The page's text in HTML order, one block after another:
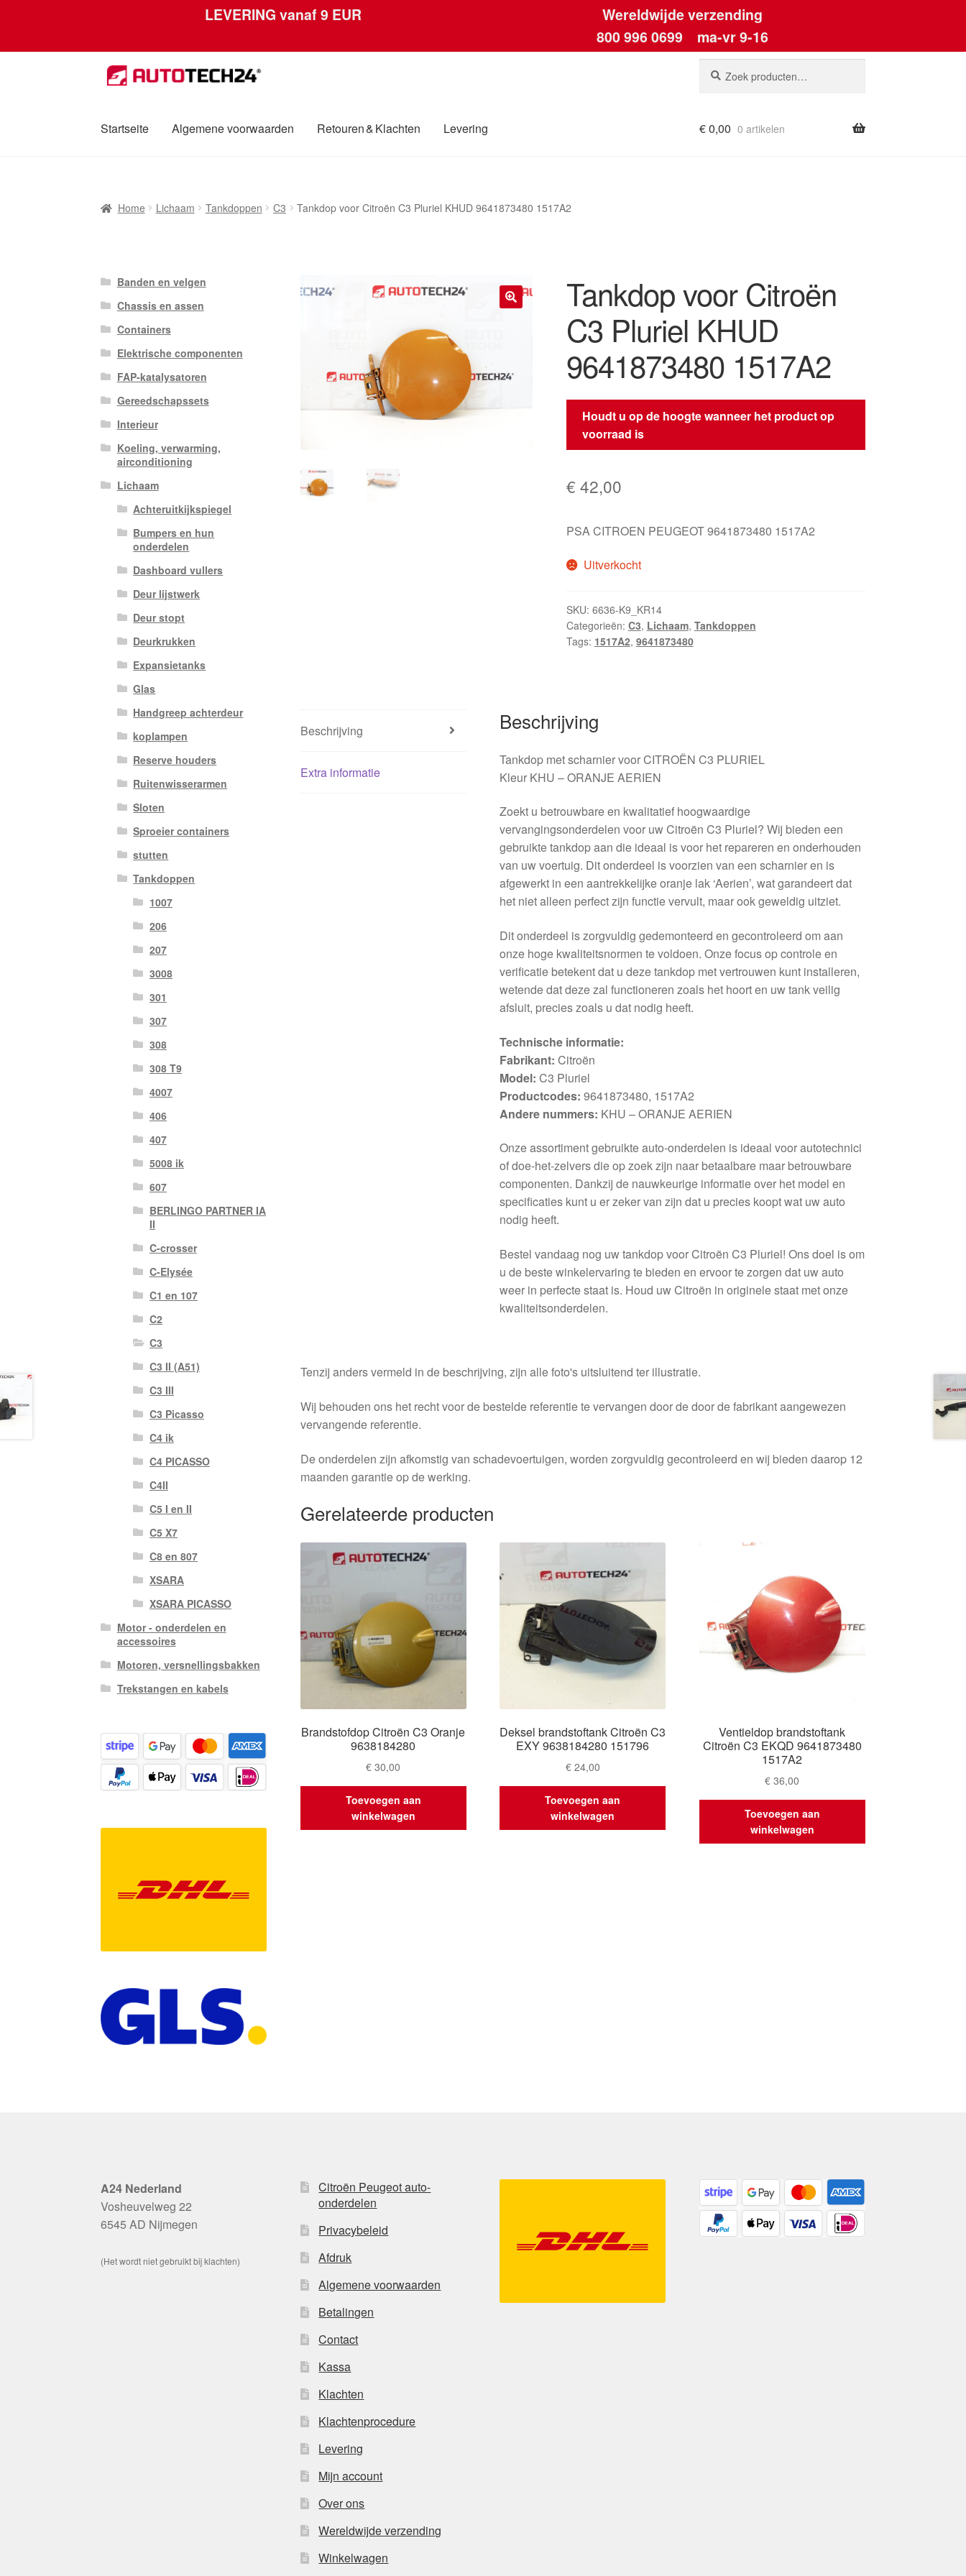
LEVERING vanaf 9 EUR
Wereldwijde verzending
800 996 0699 ma-vr 9-16
Ga
door
navigatie
Ga
naar
inhoud
naar:
Startseite Algemene voorwaarden Retouren & Klachten Levering
Over ons PrivacybeleidWereldwijde verzendingWinkelwagen
€0,00 0 artikelen
Home Lichaam Tankdoppen C3 Tankdop voor Citroën C3 Pluriel KHUD 9641873480 1517A2
Tankdop voor Citroën
C3 Pluriel KHUD
9641873480 1517A2
Houdt u op de hoogte wanneer het product op
voorraad is
€ 42,00
PSA CITROEN PEUGEOT 9641873480 1517A2
Uitverkocht
SKU: 6636-K9_KR14
Categorieën: C3, Lichaam, Tankdoppen
Tags: 1517A2, 9641873480
Beschrijving
Extra informatie
Beschrijving
Tankdop met scharnier voor CITROËN C3 PLURIEL
Kleur KHU – ORANJE AERIEN
Zoekt u betrouwbare en kwalitatief hoogwaardige
vervangingsonderdelen voor uw Citroën C3 Pluriel? Wij bieden een
gebruikte tankdop aan die ideaal is voor het repareren en onderhouden
van uw voertuig. Dit onderdeel is voorzien van een scharnier en is
afgewerkt in een aantrekkelijke oranje lak ‘Aerien’, wat garandeert dat
het niet alleen perfect zijn functie vervult, maar ook geweldig uitziet.
Dit onderdeel is zorgvuldig gedemonteerd en gecontroleerd om aan
onze hoge kwaliteitsnormen te voldoen. Onze focus op controle en
verificatie betekent dat u deze tankdop met vertrouwen kunt installeren,
wetende dat deze zal functioneren zoals het hoort en uw tank veilig
afsluit, precies zoals u dat nodig heeft.
Technische informatie:
Fabrikant: Citroën
Model: C3 Pluriel
Productcodes: 9641873480, 1517A2
Andere nummers: KHU – ORANJE AERIEN
Onze assortiment gebruikte auto-onderdelen is ideaal voor autotechnici
of doe-het-zelvers die op zoek zijn naar betaalbare maar betrouwbare
componenten. Dankzij de nauwkeurige informatie over het model en
specificaties kunt u er zeker van zijn dat u precies koopt wat uw auto
nodig heeft.
Bestel vandaag nog uw tankdop voor Citroën C3 Pluriel! Ons doel is om
u de beste winkelervaring te bieden en ervoor te zorgen dat uw auto
weer in perfecte staat is. Houd uw Citroën in originele staat met onze
kwaliteitsonderdelen.
Tenzij anders vermeld in de beschrijving, zijn alle foto's uitsluitend ter illustratie.
Wij behouden ons het recht voor de bestelde referentie te vervangen door de door de fabrikant aangewezen
vervangende referentie.
De onderdelen zijn afkomstig van schadevoertuigen, worden zorgvuldig gecontroleerd en wij bieden daarop 12
maanden garantie op de werking.
Gerelateerde producten
Brandstofdop Citroën C3 Oranje
9638184280
€ 30,00
Toevoegen aan
winkelwagen
Deksel brandstoftank Citroën C3
EXY 9638184280 151796
€24,00
Toevoegen aan
winkelwagen
Ventieldop brandstoftank
Citroën C3 EKQD 9641873480
1517A2
€ 36,00
Toevoegen aan
winkelwagen
Banden en velgen
Chassis en assen
Containers
Elektrische componenten
FAP-katalysatoren
Gereedschapssets
Interieur
Koeling, verwarming,
airconditioning
Lichaam
Achteruitkijkspiegel
Bumpers en hun
onderdelen
Dashboard vullers
Deur lijstwerk
Deur stopt
Deurkrukken
Expansietanks
Glas
Handgreep achterdeur
koplampen
Reserve houders
Ruitenwisserarmen
Sloten
Sproeier containers
stutten
Tankdoppen
1007
206
207
3008
301
307
308
308 T9
4007
406
407
5008 ik
607
BERLINGO PARTNER IA
II
C-crosser
C-Elysée
C1 en 107
C2
C3
C3 II (A51)
C3 III
C3 Picasso
C4 ik
C4 PICASSO
C4II
C5 I en II
C5 X7
C8 en 807
XSARA
XSARA PICASSO
Motor - onderdelen en
accessoires
Motoren, versnellingsbakken
Trekstangen en kabels
A24 Nederland
Vosheuvelweg 22
6545 AD Nijmegen
(Het wordt niet gebruikt bij klachten)
Citroën Peugeot auto-
onderdelen
Privacybeleid
Afdruk
Algemene voorwaarden
Betalingen
Contact
Kassa
Klachten
Klachtenprocedure
Levering
Mijn account
Over ons
Wereldwijde verzending
Winkelwagen